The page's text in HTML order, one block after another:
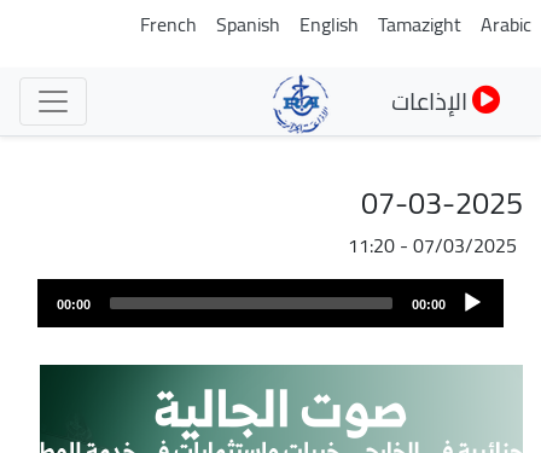
تجاوز
Arabic
Tamazight
English
Spanish
French
الإذاعات
07-03-2025
07/03/2025 - 11:20
Audio
Player
00:00
00:00